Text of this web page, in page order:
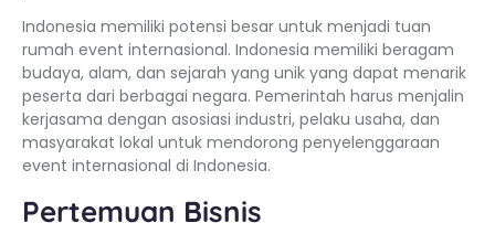
Indonesia memiliki potensi besar untuk menjadi tuan
rumah event internasional. Indonesia memiliki beragam
budaya, alam, dan sejarah yang unik yang dapat menarik
peserta dari berbagai negara. Pemerintah harus menjalin
kerjasama dengan asosiasi industri, pelaku usaha, dan
masyarakat lokal untuk mendorong penyelenggaraan
event internasional di Indonesia.
Pertemuan Bisnis